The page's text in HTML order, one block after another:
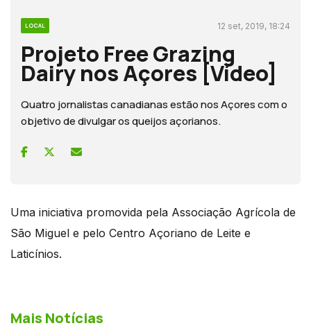
LOCAL 12 set, 2019, 18:24
Projeto Free Grazing
Dairy nos Açores [Vídeo]
Quatro jornalistas canadianas estão nos Açores com o
objetivo de divulgar os queijos açorianos.
Uma iniciativa promovida pela Associação Agrícola de
São Miguel e pelo Centro Açoriano de Leite e
Laticínios.
Mais Notícias